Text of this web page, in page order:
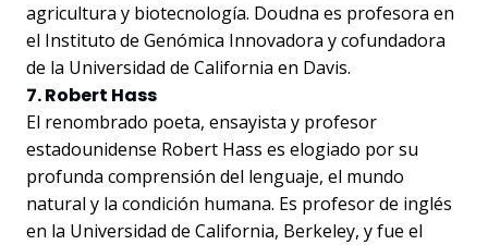
agricultura y biotecnología. Doudna es profesora en
el Instituto de Genómica Innovadora y cofundadora
de la Universidad de California en Davis.
7. Robert Hass
El renombrado poeta, ensayista y profesor
estadounidense Robert Hass es elogiado por su
profunda comprensión del lenguaje, el mundo
natural y la condición humana. Es profesor de inglés
en la Universidad de California, Berkeley, y fue el